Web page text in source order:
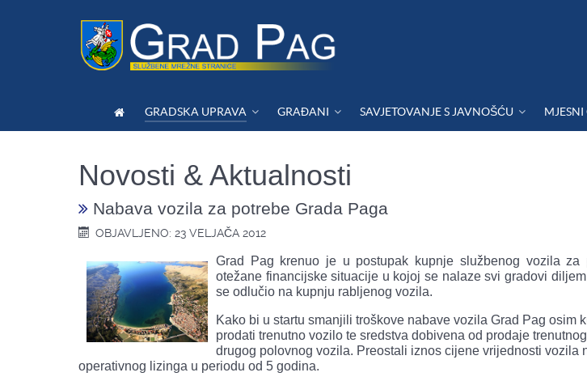
GRADSKA UPRAVA GRAĐANI SAVJETOVANJE S JAVNOŠĆU
Novosti & Aktualnosti
Nabava vozila za potrebe Grada Paga
OBJAVLJENO: 23 VELJAČA 2012
Grad Pag krenuo je u postupak kupnje službenog vozila za
otežane financijske situacije u kojoj se nalaze svi gradovi
se odlučio na kupnju rabljenog vozila.
Kako bi u startu smanjili troškove nabave vozila Grad Pag osim
prodati trenutno vozilo te sredstva dobivena od prodaje
drugog polovnog vozila. Preostali iznos cijene vrijednosti vozila
operativnog lizinga u periodu od 5 godina.